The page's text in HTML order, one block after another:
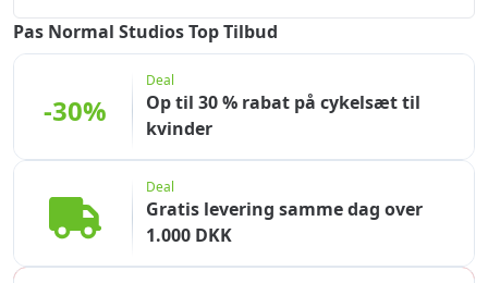
dig.Ud over kampagnekoder har vi listet mange
Pas Normal Studios-tilbud og kampagner til dig.Tip:
du kan prøve at bruge dem.
Pas Normal Studios Top Tilbud
-30%
Deal
Op til 30 % rabat på cykelsæt til
kvinder
Deal
Gratis levering samme dag over
1.000 DKK